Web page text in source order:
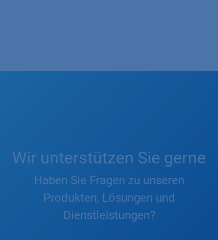
Wir unterstützen Sie gerne
Haben Sie Fragen zu unseren
Produkten, Lösungen und
Dienstleistungen?